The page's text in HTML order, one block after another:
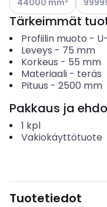
Tärkeimmät
Profiilin muoto -
Leveys - 75 mm
Korkeus - 55 mm
Materiaali- teräs
Pituus - 2500 mm
Pakkaus ja
1 kpl
Vakiokäyttötuote
Tuotetiedot